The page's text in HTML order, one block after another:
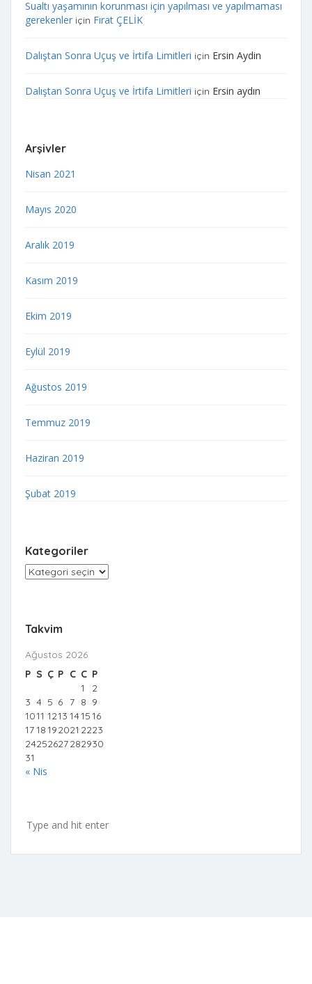
Sualtı yaşamının korunması için yapılması ve yapılmaması
gerekenler için Fırat ÇELİK
Dalıştan Sonra Uçuş ve İrtifa Limitleri için Ersin Aydin
Dalıştan Sonra Uçuş ve İrtifa Limitleri için Ersin aydın
Arşivler
Nisan 2021
Mayıs 2020
Aralık 2019
Kasım 2019
Ekim 2019
Eylül 2019
Ağustos 2019
Temmuz 2019
Haziran 2019
Şubat 2019
Kategoriler
Kategoriler
Takvim
Ağustos 2026
P S Ç P C C P
1
2
3 4 5 6 7 8 9
1011 1213 141516
1718192021 2223
24252627282930
31
« Nis